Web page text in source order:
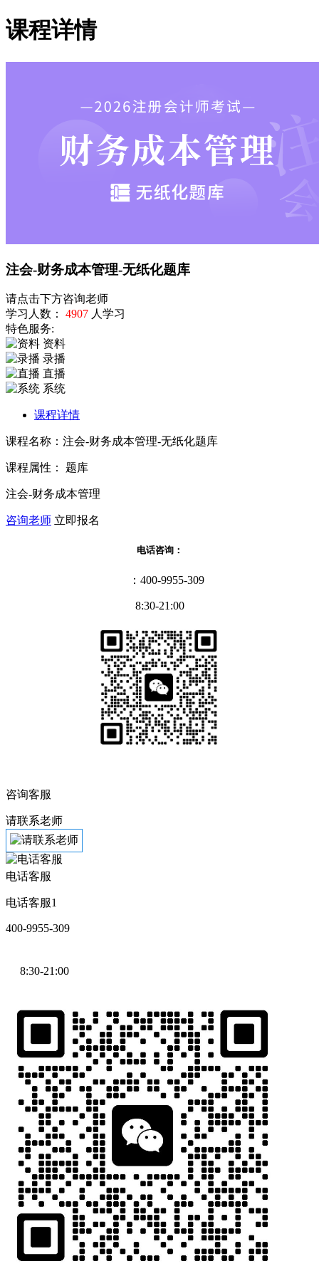
课程详情
注会-财务成本管理-无纸化题库
请点击下方咨询老师
学习人数：
4907 人学习
特色服务:
资料
录播
直播
系统
课程详情
课程名称：注会-财务成本管理-无纸化题库
课程属性： 题库
注会-财务成本管理
咨询老师 立即报名
电话咨询：
：400-9955-309
8:30-21:00
咨询客服
请联系老师
电话客服
电话客服1
400-9955-309
8:30-21:00